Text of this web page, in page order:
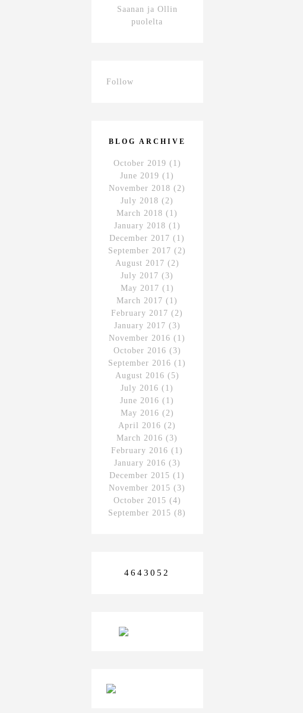
Saanan ja Ollin
puolelta
Follow
BLOG ARCHIVE
October 2019 (1)
June 2019 (1)
November 2018 (2)
July 2018 (2)
March 2018 (1)
January 2018 (1)
December 2017 (1)
September 2017 (2)
August 2017 (2)
July 2017 (3)
May 2017 (1)
March 2017 (1)
February 2017 (2)
January 2017 (3)
November 2016 (1)
October 2016 (3)
September 2016 (1)
August 2016 (5)
July 2016 (1)
June 2016 (1)
May 2016 (2)
April 2016 (2)
March 2016 (3)
February 2016 (1)
January 2016 (3)
December 2015 (1)
November 2015 (3)
October 2015 (4)
September 2015 (8)
4643052